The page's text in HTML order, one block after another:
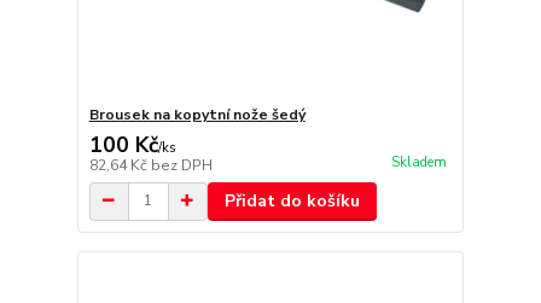
Brousek na kopytní nože šedý
100 Kč/ks
82,64 Kč bez DPH Skladem
Přidat do košíku